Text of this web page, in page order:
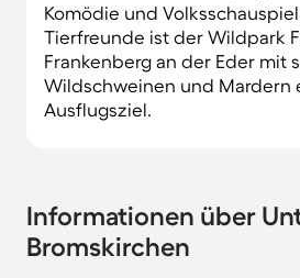
Komödie und
Tierfreunde ist der Wildpark
Frankenberg an der Eder mit
Wildschweinen und Mardern
Ausflugsziel.
Informationen über
Bromskirchen